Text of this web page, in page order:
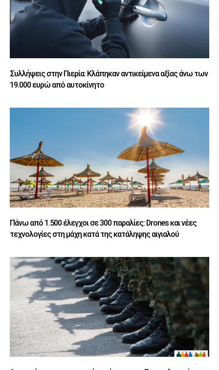
Συλλήψεις στην Πιερία: Κλάπηκαν αντικείμενα αξίας άνω των
19.000 ευρώ από αυτοκίνητο
Πάνω από 1.500 έλεγχοι σε 300 παραλίες: Drones και νέες
τεχνολογίες στη μάχη κατά της κατάληψης αιγιαλού